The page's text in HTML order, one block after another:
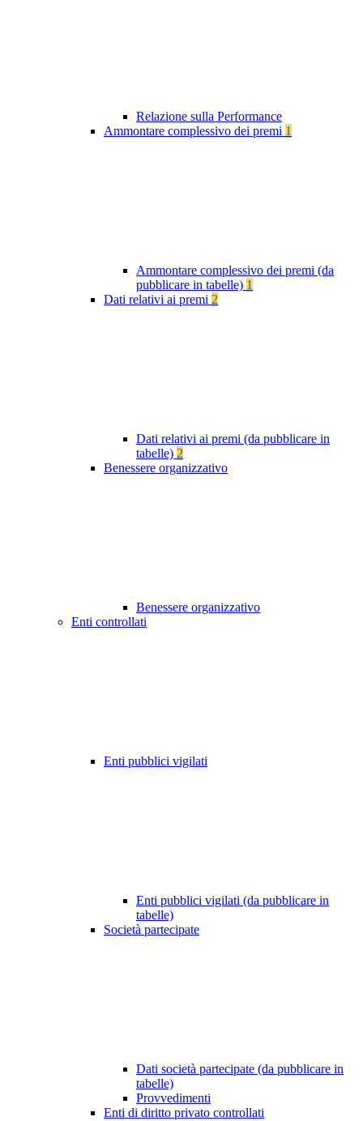
Relazione sulla Performance
Ammontare complessivo dei premi 1
Ammontare complessivo dei premi (da
pubblicare in tabelle) 1
Dati relativi ai premi 2
Dati relativi ai premi (da pubblicare in
tabelle) 2
Benessere organizzativo
Benessere organizzativo
Enti controllati
Enti pubblici vigilati
Enti pubblici vigilati (da pubblicare in
tabelle)
Società partecipate
Dati società partecipate (da pubblicare in
tabelle)
Provvedimenti
Enti di diritto privato controllati